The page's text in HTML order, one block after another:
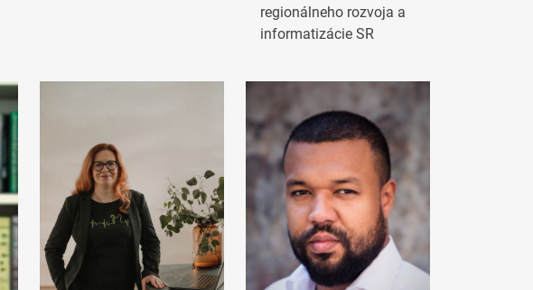
regionálneho rozvoja a
informatizácie SR